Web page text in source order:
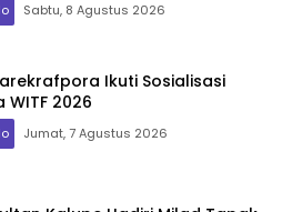
Sabtu, 8 Agustus 2026
Ikuti Sosialisasi
2026
Jumat, 7 Agustus 2026